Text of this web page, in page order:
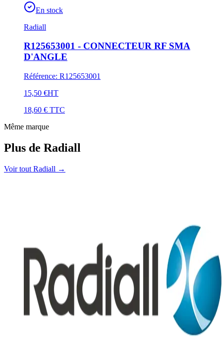
En stock
Radiall
R125653001 - CONNECTEUR RF SMA
D'ANGLE
Référence: R125653001
15,50 €HT
18,60 € TTC
Même marque
Plus de Radiall
Voir tout Radiall →